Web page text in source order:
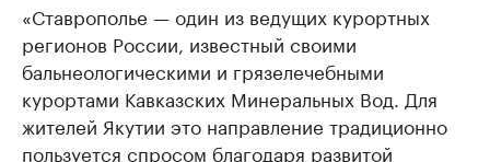
«Ставрополье — один из ведущих курортных
регионов России, известный своими
бальнеологическими и грязелечебными
курортами Кавказских Минеральных Вод. Для
жителей Якутии это направление традиционно
пользуется спросом благодаря развитой